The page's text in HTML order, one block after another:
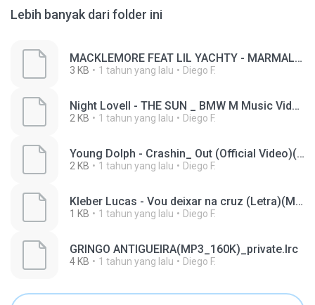
Lebih banyak dari folder ini
MACKLEMORE FEAT LIL YACHTY - MARMALADE (OFFICIAL MUSIC VIDEO)(MP3_160K)_private.lrc
3 KB 1 tahun yang lalu Diego F.
Night Lovell - THE SUN _ BMW M Music Video(MP3_160K)_private.lrc
2 KB 1 tahun yang lalu Diego F.
Young Dolph - Crashin_ Out (Official Video)(MP3_160K)_private.lrc
2 KB 1 tahun yang lalu Diego F.
Kleber Lucas - Vou deixar na cruz (Letra)(MP3_160K).lrc
1 KB 1 tahun yang lalu Diego F.
GRINGO ANTIGUEIRA(MP3_160K)_private.lrc
4 KB 1 tahun yang lalu Diego F.